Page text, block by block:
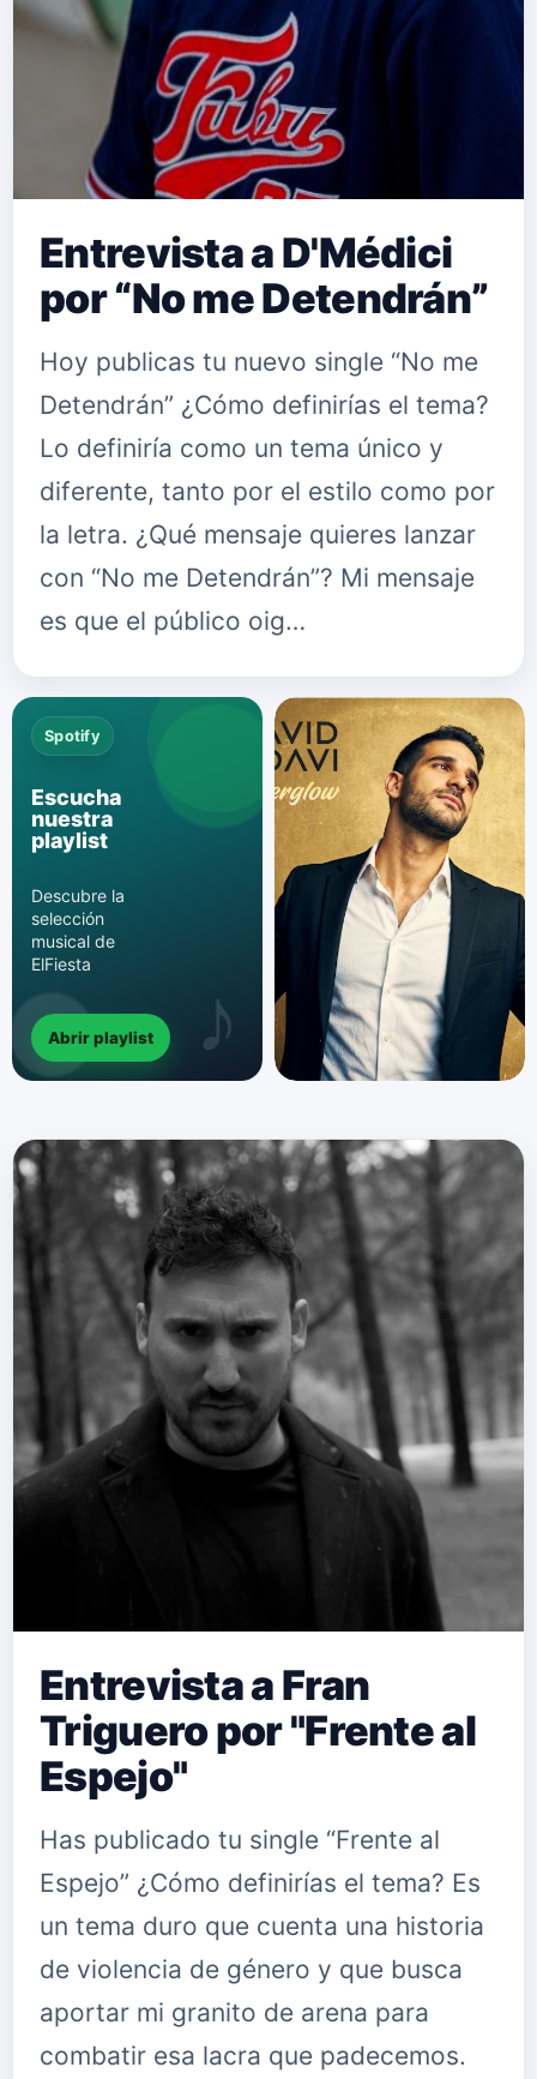
Entrevista a D'Médici
por “No me Detendrán”
Hoy publicas tu nuevo single “No me
Detendrán” ¿Cómo definirías el tema?
Lo definiría como un tema único y
diferente, tanto por el estilo como por
la letra. ¿Qué mensaje quieres lanzar
con “No me Detendrán”? Mi mensaje
es que el público oig…
Spotify
Escucha
nuestra
playlist
Descubre la
selección
musical de
ElFiesta
Abrir playlist
Entrevista a Fran
Triguero por "Frente al
Espejo"
Has publicado tu single “Frente al
Espejo” ¿Cómo definirías el tema? Es
un tema duro que cuenta una historia
de violencia de género y que busca
aportar mi granito de arena para
combatir esa lacra que padecemos.